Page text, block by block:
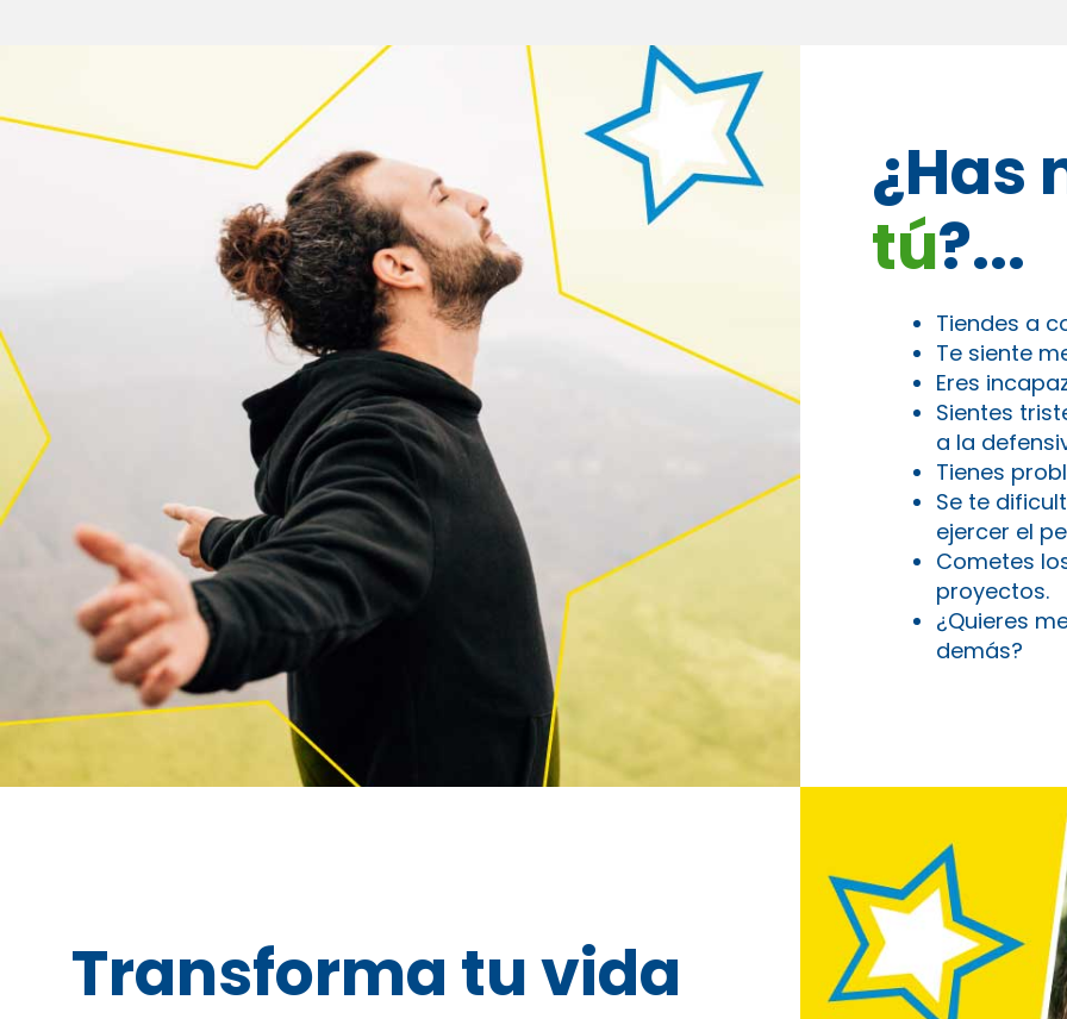
¿Has
tú?...
Tiendes a
Te siente
Eres
Sientes
a la
Tienes
Se te
ejercer el
Cometes
proyectos.
¿Quieres
demás?
Transforma tu vida